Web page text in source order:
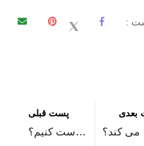
:
پست قبلی
چگونه رنگ لباس خود را به صورت خلاقانه ست کنیم؟
بعدی